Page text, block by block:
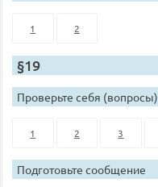
1 2
§19
Проверьте себя (вопросы)
1 2 3
Подготовьте сообщение